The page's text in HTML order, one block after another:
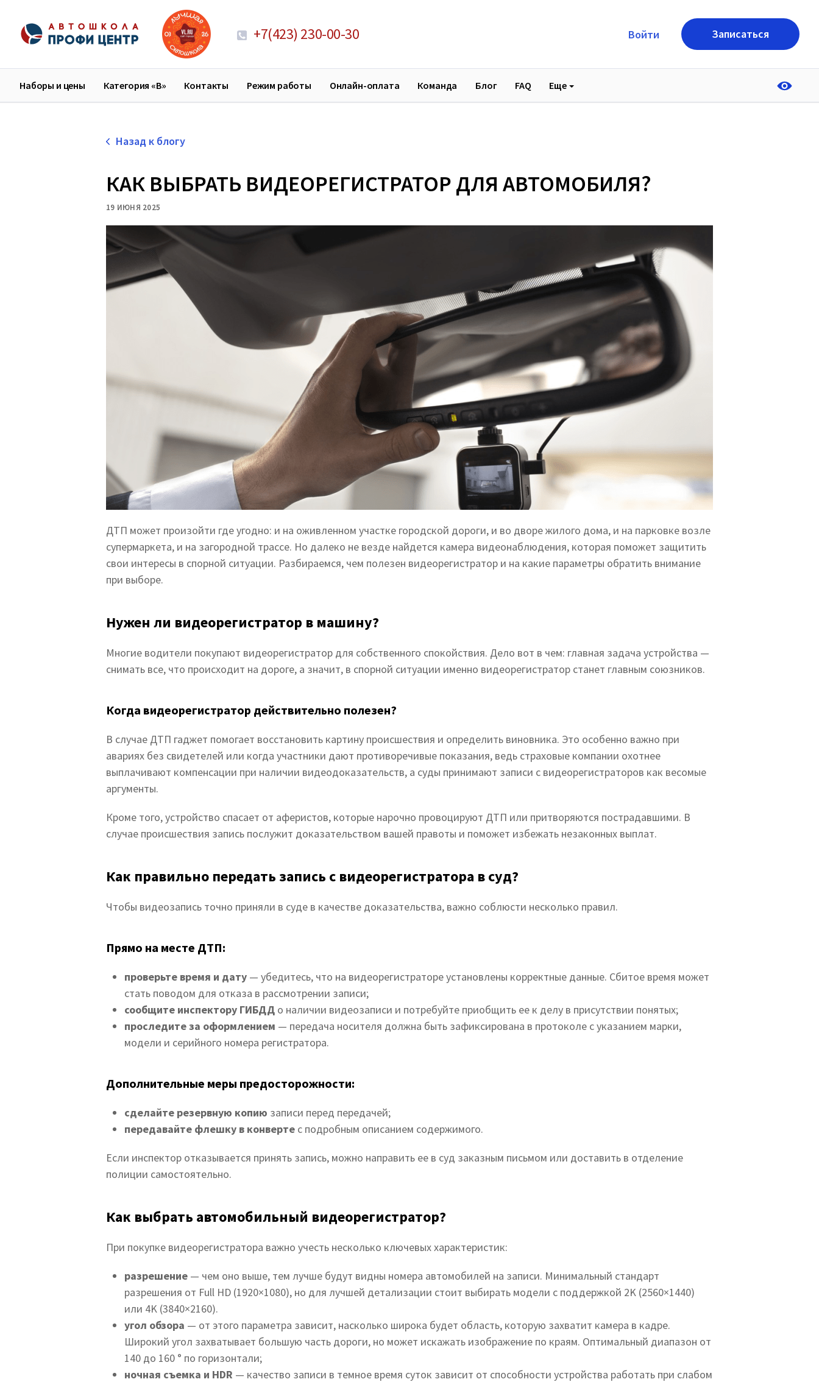
+7(423) 230-00-30 Войти Записаться
Наборы и цены Категория «В» Контакты Режим работы Онлайн-оплата Команда Блог FAQ Еще
Назад к блогу
КАК ВЫБРАТЬ ВИДЕОРЕГИСТРАТОР ДЛЯ АВТОМОБИЛЯ?
19 ИЮНЯ 2025
ДТП может произойти где угодно: и на оживленном участке городской дороги, и во дворе жилого дома, и на парковке возле
супермаркета, и на загородной трассе. Но далеко не везде найдется камера видеонаблюдения, которая поможет защитить
свои интересы в спорной ситуации. Разбираемся, чем полезен видеорегистратор и на какие параметры обратить внимание
при выборе.
Нужен ли видеорегистратор в машину?
Многие водители покупают видеорегистратор для собственного спокойствия. Дело вот в чем: главная задача устройства —
снимать все, что происходит на дороге, а значит, в спорной ситуации именно видеорегистратор станет главным союзников.
Когда видеорегистратор действительно полезен?
В случае ДТП гаджет помогает восстановить картину происшествия и определить виновника. Это особенно важно при
авариях без свидетелей или когда участники дают противоречивые показания, ведь страховые компании охотнее
выплачивают компенсации при наличии видеодоказательств, а суды принимают записи с видеорегистраторов как весомые
аргументы.
Кроме того, устройство спасает от аферистов, которые нарочно провоцируют ДТП или притворяются пострадавшими. В
случае происшествия запись послужит доказательством вашей правоты и поможет избежать незаконных выплат.
Как правильно передать запись с видеорегистратора в суд?
Чтобы видеозапись точно приняли в суде в качестве доказательства, важно соблюсти несколько правил.
Прямо на месте ДТП:
проверьте время и дату — убедитесь, что на видеорегистраторе установлены корректные данные. Сбитое время может
стать поводом для отказа в рассмотрении записи;
сообщите инспектору ГИБДД о наличии видеозаписи и потребуйте приобщить ее к делу в присутствии понятых;
проследите за оформлением — передача носителя должна быть зафиксирована в протоколе с указанием марки,
модели и серийного номера регистратора.
Дополнительные меры предосторожности:
сделайте резервную копию записи перед передачей;
передавайте флешку в конверте с подробным описанием содержимого.
Если инспектор отказывается принять запись, можно направить ее в суд заказным письмом или доставить в отделение
полиции самостоятельно.
Как выбрать автомобильный видеорегистратор?
При покупке видеорегистратора важно учесть несколько ключевых характеристик:
разрешение — чем оно выше, тем лучше будут видны номера автомобилей на записи. Минимальный стандарт
разрешения от Full HD (1920×1080), но для лучшей детализации стоит выбирать модели с поддержкой 2K (2560×1440)
или 4K (3840×2160).
угол обзора — от этого параметра зависит, насколько широка будет область, которую захватит камера в кадре.
Широкий угол захватывает большую часть дороги, но может искажать изображение по краям. Оптимальный диапазон от
140 до 160 ° по горизонтали;
ночная съемка и HDR — качество записи в темное время суток зависит от способности устройства работать при слабом